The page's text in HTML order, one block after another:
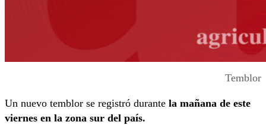
Temblor
Un nuevo temblor se registró durante la mañana de este
viernes en la zona sur del país.